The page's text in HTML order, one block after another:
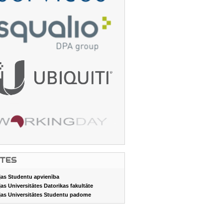
Studentu apvienība
Universitātes Datorikas fakultāte
Universitātes Studentu padome